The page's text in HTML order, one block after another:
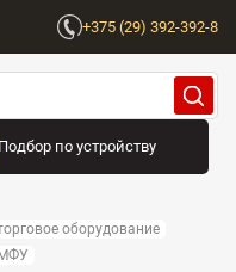
+375 (29) 392-392-8
Подбор по устройству
оборудование